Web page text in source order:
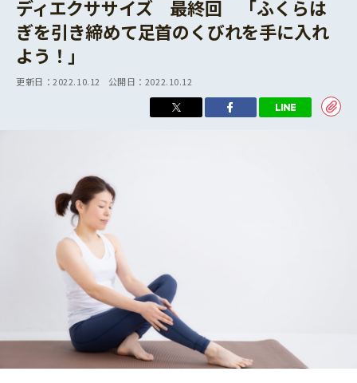
年齢から探す
0歳
2歳
年長
小学5年生
特集
こそだてニュース
ニュース
ワーク・ドリル
幼稚園・保育園
小学校
科学・プログラミング
教育・学習
絵本・読み聞かせ
自由研究・工作
こそだて生活
住まい
ファッション・美容
行事・イベント
トラブル
親子でいっしょに
こそだてマンガ
ディエクササイズ 最終回 「ふくらは
ぎを引き締めて足首のくびれを手に入れ
よう！」
更新日：2022.10.12 公開日： 2022.10.12